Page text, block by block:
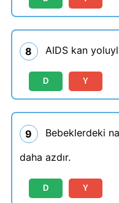
8 AIDS kan
D Y
9
Bebeklerdeki
daha azdır.
D Y